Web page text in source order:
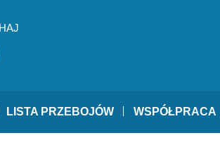
LISTA PRZEBOJÓW WSPÓŁPRACA